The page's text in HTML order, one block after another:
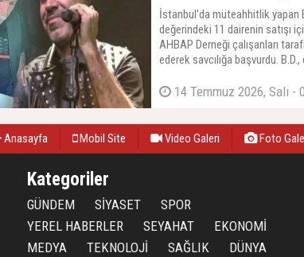
İstanbul'da müteahhitlik yapan
değerindeki 11 dairenin satışı
AHBAP Derneği çalışanları
ederek savcılığa başvurdu.
14 Temmuz 2026, Salı -
Anasayfa Mobil Site Video Galeri Foto
Kategoriler
GÜNDEM SİYASET
SPOR
YEREL HABERLER
SEYAHAT
EKONOMİ
MEDYA
TEKNOLOJİ SAĞLIK DÜNYA